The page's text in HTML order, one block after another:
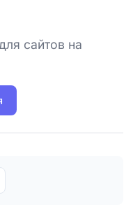
сайтов на